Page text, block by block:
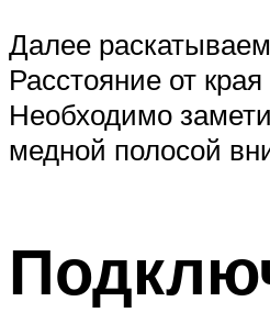
Далее
Расстояние от
Необходимо
медной полосой